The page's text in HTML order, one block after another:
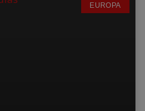
EUROPA